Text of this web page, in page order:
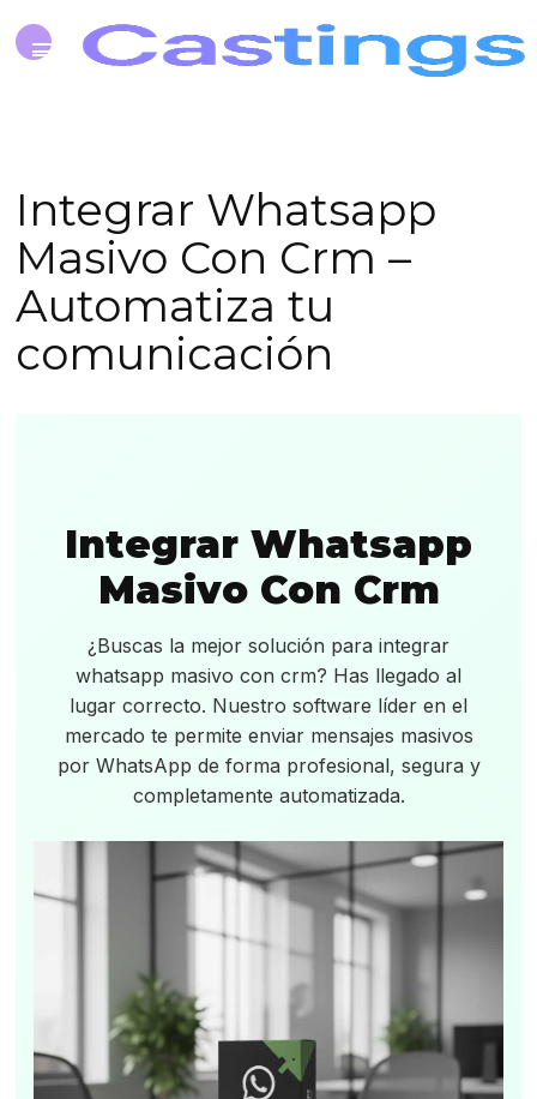
Integrar Whatsapp
Masivo Con Crm –
Automatiza tu
comunicación
Integrar Whatsapp
Masivo Con Crm
¿Buscas la mejor solución para integrar
whatsapp masivo con crm? Has llegado al
lugar correcto. Nuestro software líder en el
mercado te permite enviar mensajes masivos
por WhatsApp de forma profesional, segura y
completamente automatizada.